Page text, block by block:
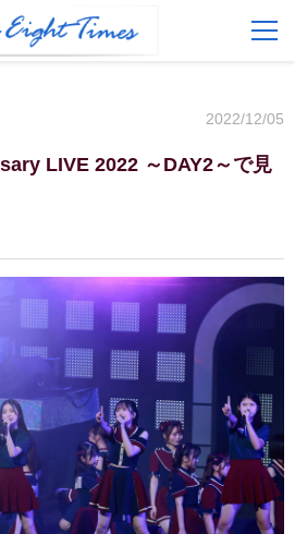
FAQ
会員登録
2022/12/05
LIVE 2022 ～DAY2～で見